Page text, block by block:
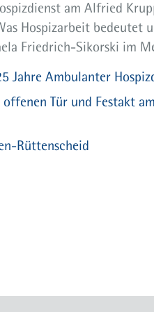
am Alfried
Hospizarbeit bedeutet
Friedrich-Sikorski im
Jahre Ambulanter
Tür und Festakt
Rüttenscheid